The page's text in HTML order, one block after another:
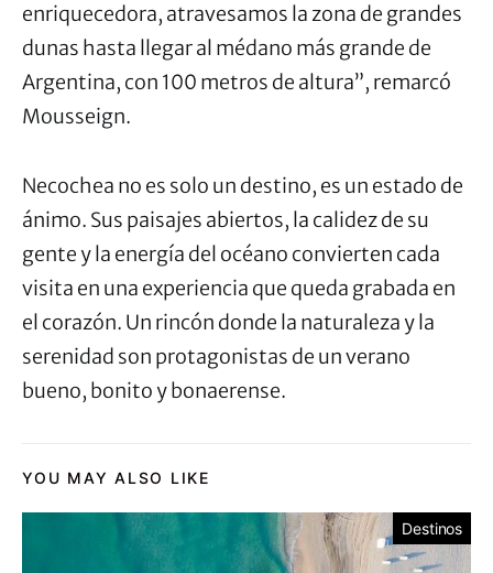
enriquecedora, atravesamos la zona de grandes
dunas hasta llegar al médano más grande de
Argentina, con 100 metros de altura”, remarcó
Mousseign.
Necochea no es solo un destino, es un estado de
ánimo. Sus paisajes abiertos, la calidez de su
gente y la energía del océano convierten cada
visita en una experiencia que queda grabada en
el corazón. Un rincón donde la naturaleza y la
serenidad son protagonistas de un verano
bueno, bonito y bonaerense.
YOU MAY ALSO LIKE
Destinos